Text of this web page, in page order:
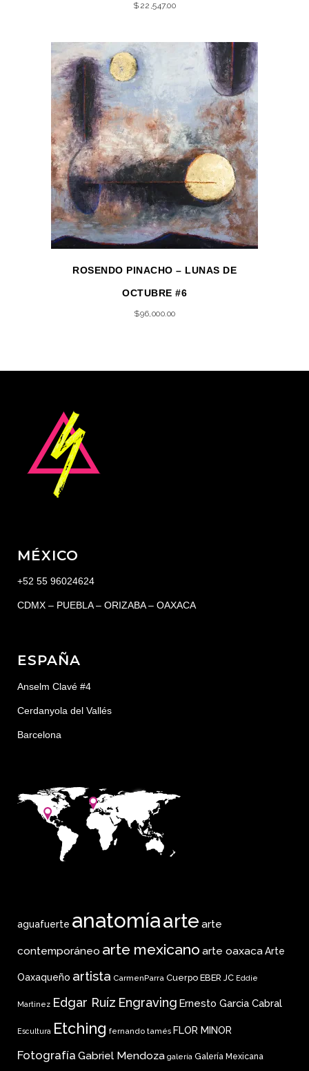
$ 22,547.00
ROSENDO PINACHO – LUNAS DE
OCTUBRE #6
$96,000.00
MÉXICO
+52 55 96024624
CDMX – PUEBLA – ORIZABA – OAXACA
ESPAÑA
Anselm Clavé #4
Cerdanyola del Vallés
Barcelona
aguafuerte anatomíaarte arte
contemporáneo arte mexicano arte oaxacaArte
Oaxaqueño artista CarmenParra Cuerpo EBER JC Eddie
Martinez Edgar Ruíz Engraving Ernesto Garcia Cabral
Escultura Etching fernando tamés FLOR MINOR
Fotografía Gabriel Mendoza galería Galería Mexicana